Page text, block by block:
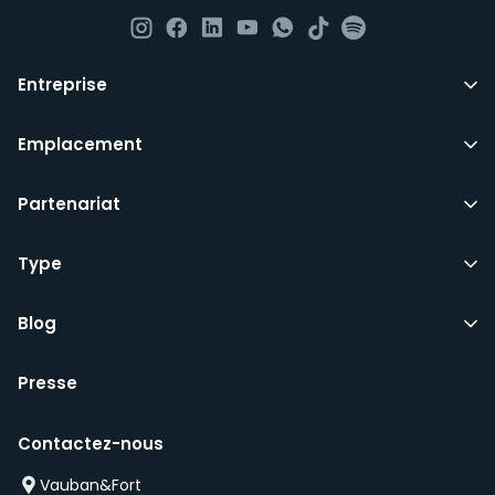
Nous ne sommes pas dans la mesure d’offrir des
à ceux qui souhaitent partager la même chambre
Tout ce dont vous avez besoin pour vous installer
fourchettes.
l’internet haut-débit et les services essentiels tels que
communes, bien que vous devriez toujours contribuer
Entreprise
Emplacement
Partenariat
Type
Blog
Presse
Contactez-nous
Vauban&Fort